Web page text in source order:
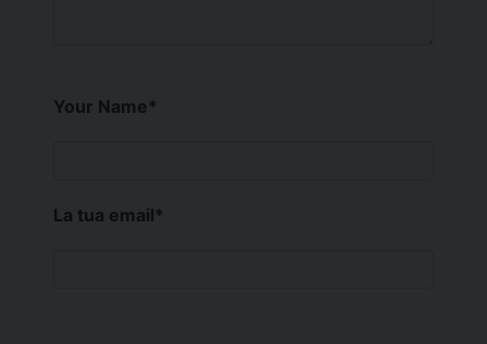
Your Name*
La tua email*